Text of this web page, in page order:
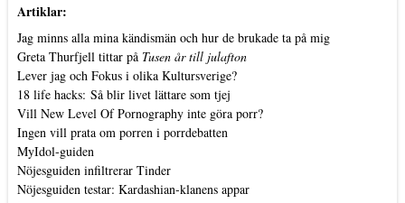
Artiklar:
Jag minns alla mina kändismän och hur de brukade ta på mig
Greta Thurfjell tittar på Tusen år till julafton
Lever jag och Fokus i olika Kultursverige?
18 life hacks: Så blir livet lättare som tjej
Vill New Level Of Pornography inte göra porr?
Ingen vill prata om porren i porrdebatten
MyIdol-guiden
Nöjesguiden infiltrerar Tinder
Nöjesguiden testar: Kardashian-klanens appar